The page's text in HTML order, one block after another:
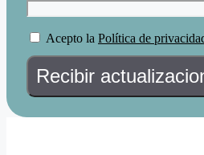
Acepto la Política de